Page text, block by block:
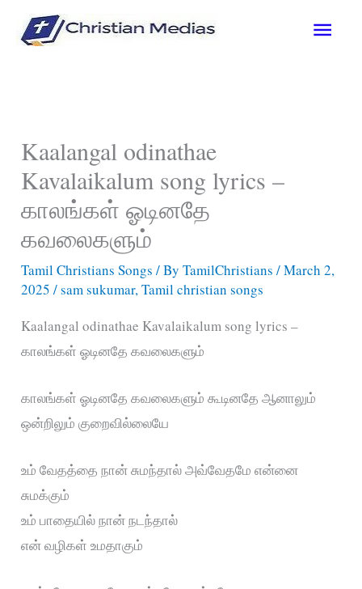
Main
Kaalangal odinathae
Kavalaikalum song lyrics –
காலங்கள் ஓடினதே
கவலைகளும்
Tamil Christians Songs / ByTamilChristians/March 2,
2025/sam sukumar,Tamil christian songs
Kaalangal odinathae Kavalaikalum song lyrics –
காலங்கள் ஓடினதே கவலைகளும்
காலங்கள் ஓடினதே கவலைகளும் கூடினதே ஆனாலும்
ஒன்றிலும் குறைவில்லையே
உம் வேதத்தை நான் சுமந்தால் அவ்வேதமே என்னை
சுமக்கும்
உம் பாதையில் நான் நடந்தால்
என் வழிகள் உமதாகும்